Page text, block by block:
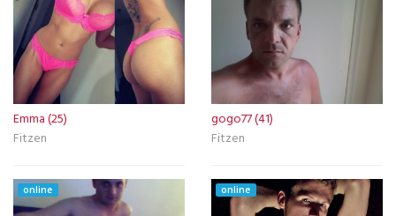
Emma (25)
Fitzen
gogo77 (41)
Fitzen
online online